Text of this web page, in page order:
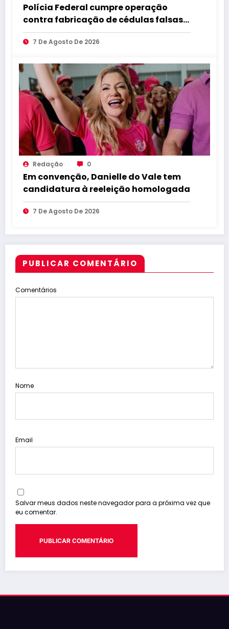
Polícia Federal cumpre operação
contra fabricação de cédulas falsas
no Brejo paraibano
7 De Agosto De 2026
Redação 0
Em convenção, Danielle do Vale tem
candidatura à reeleição homologada
7 De Agosto De 2026
PUBLICAR COMENTÁRIO
Comentários
Nome
Email
Salvar meus dados neste navegador para a próxima vez que
eu comentar.